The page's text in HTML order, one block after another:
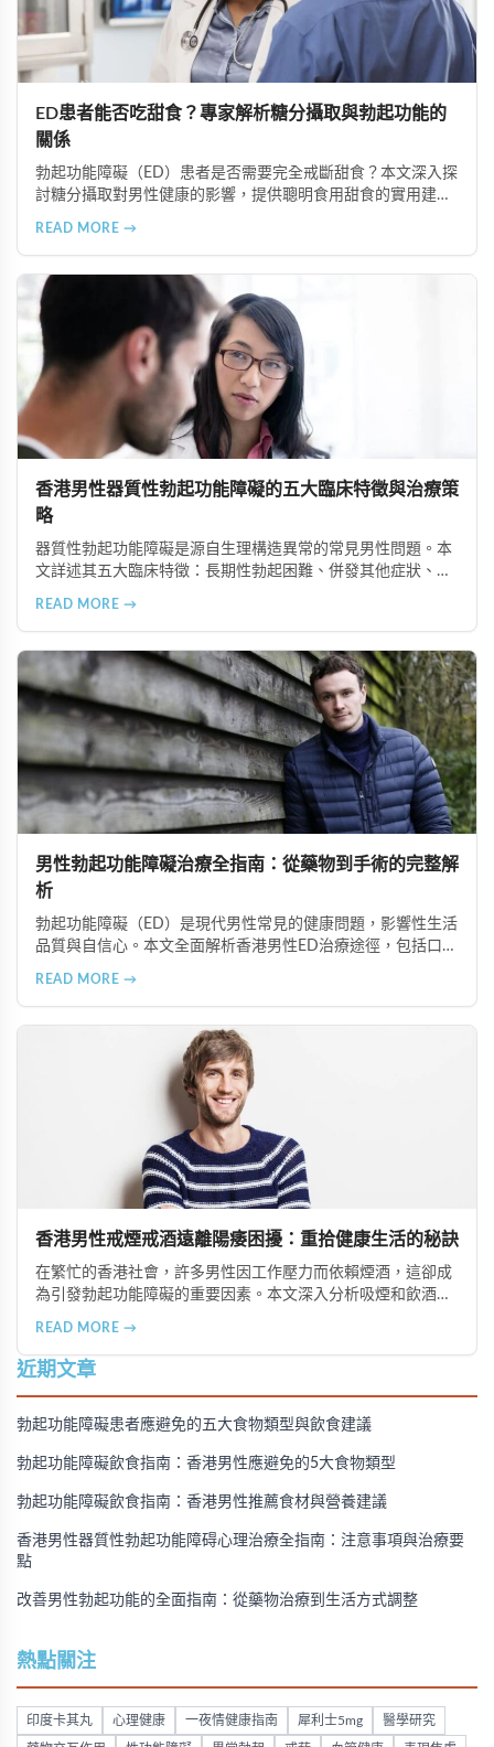
ED患者能否吃甜食？專家解析糖分攝取與勃起功能的
關係
勃起功能障礙（ED）患者是否需要完全戒斷甜食？本文深入探
討糖分攝取對男性健康的影響，提供聰明食用甜食的實用建
READ MORE →
香港男性器質性勃起功能障礙的五大臨床特徵與治療策
略
器質性勃起功能障礙是源自生理構造異常的常見男性問題。本
文詳述其五大臨床特徵：長期性勃起困難、併發其他症狀、可
READ MORE →
男性勃起功能障礙治療全指南：從藥物到手術的完整解
析
勃起功能障礙（ED）是現代男性常見的健康問題，影響性生活
品質與自信心。本文全面解析香港男性ED治療途徑，包括口服
READ MORE →
香港男性戒煙戒酒遠離陽痿困擾：重拾健康生活的秘訣
在繁忙的香港社會，許多男性因工作壓力而依賴煙酒，這卻成
為引發勃起功能障礙的重要因素。本文深入分析吸煙和飲酒對
READ MORE →
近期文章
勃起功能障礙患者應避免的五大食物類型與飲食建議
勃起功能障礙飲食指南：香港男性應避免的5大食物類型
勃起功能障礙飲食指南：香港男性推薦食材與營養建議
香港男性器質性勃起功能障碍心理治療全指南：注意事項與治療要
點
改善男性勃起功能的全面指南：從藥物治療到生活方式調整
熱點關注
印度卡其丸 心理健康 一夜情健康指南 犀利士5mg 醫學研究